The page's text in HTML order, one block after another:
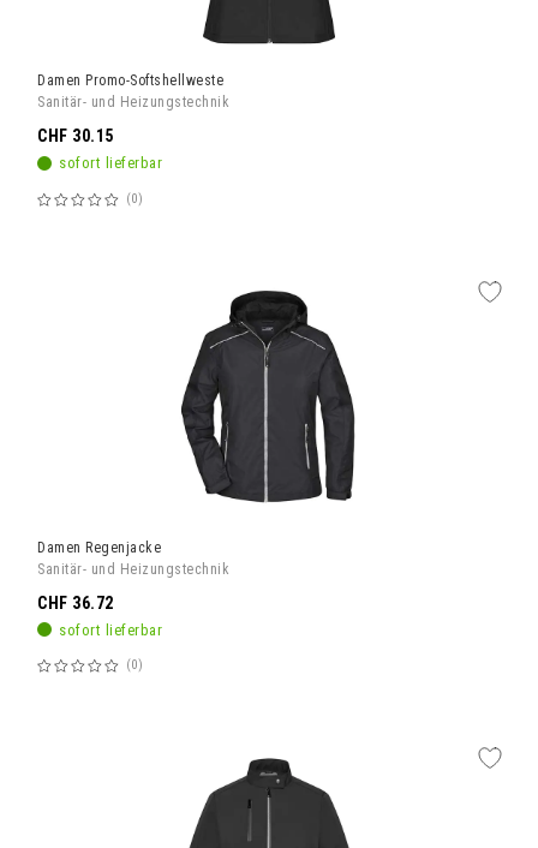
Damen Promo-Softshellweste
Sanitär- und Heizungstechnik
sofort lieferbar
Bewertung:
0
CHF 30.15
Damen Regenjacke
Sanitär- und Heizungstechnik
sofort lieferbar
Bewertung:
0
CHF 36.72